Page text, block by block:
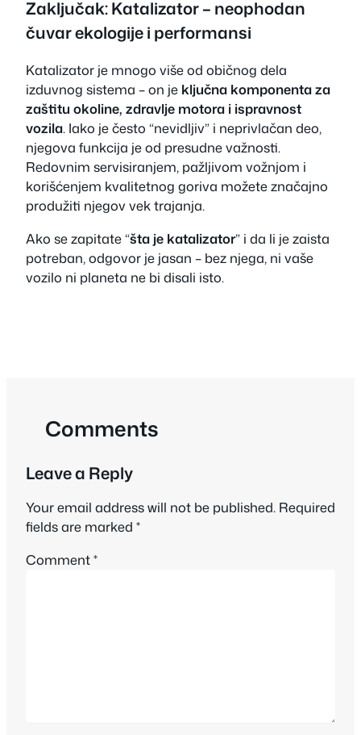
Zaključak: Katalizator – neophodan
čuvar ekologije i performansi
Katalizator je mnogo više od običnog dela
izduvnog sistema – on je ključna komponenta za
zaštitu okoline, zdravlje motora i ispravnost
vozila. Iako je često “nevidljiv” i neprivlačan deo,
njegova funkcija je od presudne važnosti.
Redovnim servisiranjem, pažljivom vožnjom i
korišćenjem kvalitetnog goriva možete značajno
produžiti njegov vek trajanja.
Ako se zapitate “šta je katalizator” i da li je zaista
potreban, odgovor je jasan – bez njega, ni vaše
vozilo ni planeta ne bi disali isto.
Comments
Leave a Reply
Your email address will not be published. Required
fields are marked *
Comment*